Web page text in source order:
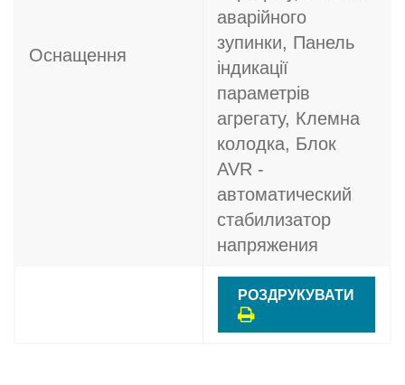
Оснащення
аварійного
зупинки, Панель
індикації
параметрів
агрегату, Клемна
колодка, Блок
AVR -
автоматический
стабилизатор
напряжения
РОЗДРУКУВАТИ